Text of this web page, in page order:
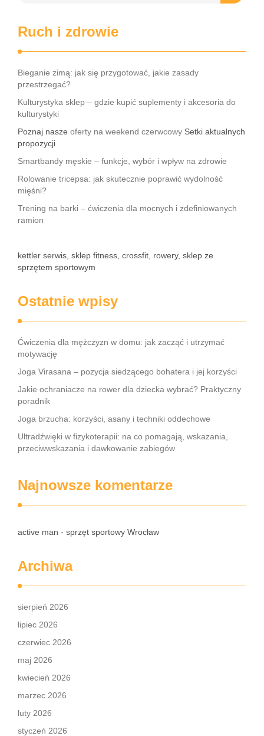
Ruch i zdrowie
Bieganie zimą: jak się przygotować, jakie zasady
przestrzegać?
Kulturystyka sklep – gdzie kupić suplementy i akcesoria do
kulturystyki
Poznaj nasze oferty na weekend czerwcowy Setki aktualnych
propozycji
Smartbandy męskie – funkcje, wybór i wpływ na zdrowie
Rolowanie tricepsa: jak skutecznie poprawić wydolność
mięśni?
Trening na barki – ćwiczenia dla mocnych i zdefiniowanych
ramion
kettler serwis, sklep fitness, crossfit, rowery, sklep ze
sprzętem sportowym
Ostatnie wpisy
Ćwiczenia dla mężczyzn w domu: jak zacząć i utrzymać
motywację
Joga Virasana – pozycja siedzącego bohatera i jej korzyści
Jakie ochraniacze na rower dla dziecka wybrać? Praktyczny
poradnik
Joga brzucha: korzyści, asany i techniki oddechowe
Ultradźwięki w fizykoterapii: na co pomagają, wskazania,
przeciwwskazania i dawkowanie zabiegów
Najnowsze komentarze
active man - sprzęt sportowy Wrocław
Archiwa
sierpień 2026
lipiec 2026
czerwiec 2026
maj 2026
kwiecień 2026
marzec 2026
luty 2026
styczeń 2026